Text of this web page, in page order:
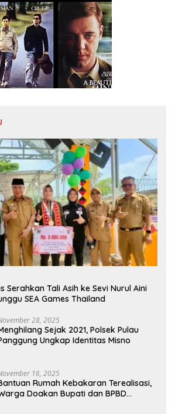
Serahkan Tali Asih ke Sevi Nurul Aini
SEA Games Thailand
28, 2025
Sejak 2021, Polsek Pulau
Ungkap Identitas Misno
16, 2025
Rumah Kebakaran Terealisasi,
Doakan Bupati dan BPBD